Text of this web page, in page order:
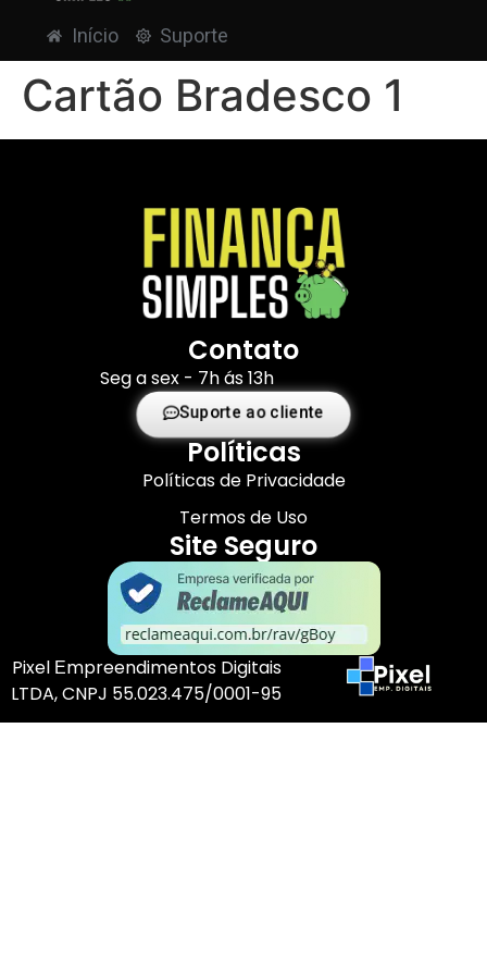
Início Suporte
Cartão Bradesco 1
Contato
Seg a sex - 7h ás 13h
Suporte ao cliente
Políticas
Políticas de Privacidade
Termos de Uso
Site Seguro
Pixel Еmpreendimentos Digitais
LTDA, CNPJ 55.023.475/0001-95